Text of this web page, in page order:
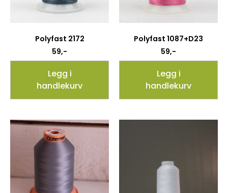
Polyfast 2172
59,-
Legg i
handlekurv
Polyfast 1087+D23
59,-
Legg i
handlekurv